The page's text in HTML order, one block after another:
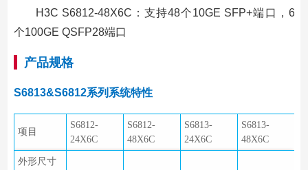
H3C S6812-48X6C：支持48个10GE SFP+端口，6
个100GE QSFP28端口
产品规格
S6813&S6812系列系统特性
项目
S6812-
24X6C
S6812-
48X6C
S6813-
24X6C
S6813-
48X6C
外形尺寸